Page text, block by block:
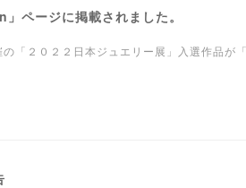
ページに掲載されました。
「２０２２日本ジュエリー展」入選作品が